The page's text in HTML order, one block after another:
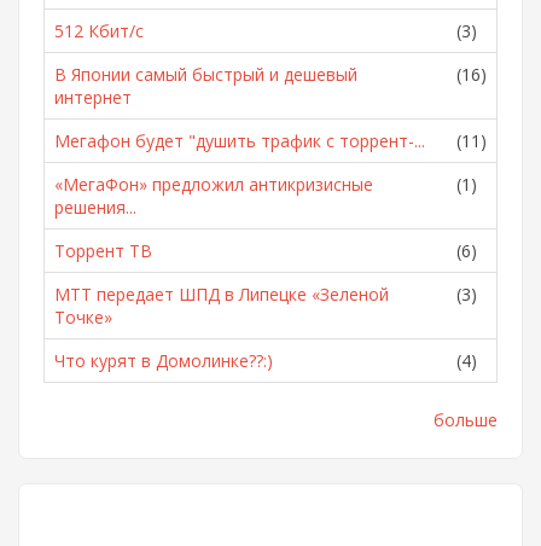
512 Кбит/с
(3)
В Японии самый быстрый и дешевый
интернет
(16)
Мегафон будет "душить трафик с торрент-...
(11)
«МегаФон» предложил антикризисные
решения...
(1)
Торрент ТВ
(6)
МТТ передает ШПД в Липецке «Зеленой
Точке»
(3)
Что курят в Домолинке??:) (4)
больше